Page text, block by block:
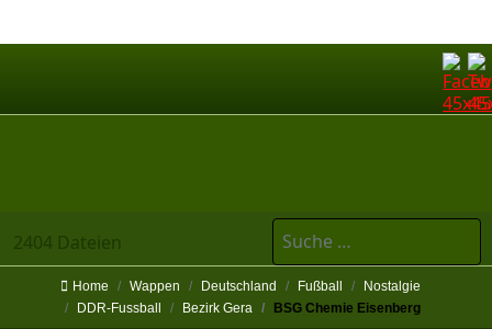
2404 Dateien
Suchen
Home Wappen Deutschland Fußball
Nostalgie
DDR-Fussball
Bezirk Gera BSG Chemie Eisenberg